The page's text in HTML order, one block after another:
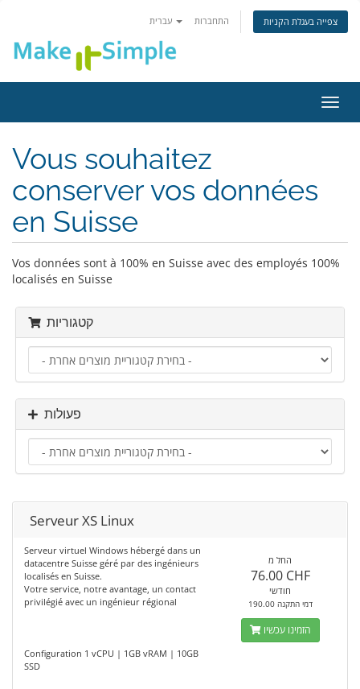
התחברות צפייה בעגלת הקניות
ניווט
Vous souhaitez
conserver vos données
en Suisse
Vos données sont à 100% en Suisse avec des employés 100%
localisés en Suisse
קטגוריות
פעולות
Serveur XS Linux
Serveur virtuel Windows hébergé dans un
datacentre Suisse géré par des ingénieurs
localisés en Suisse.
Votre service, notre avantage, un contact
privilégié avec un ingénieur régional
Configuration 1 vCPU | 1GB vRAM | 10GB
SSD
החל מ
76.00 CHF
חודשי
190.00 דמי התקנה
הזמינו עכשיו